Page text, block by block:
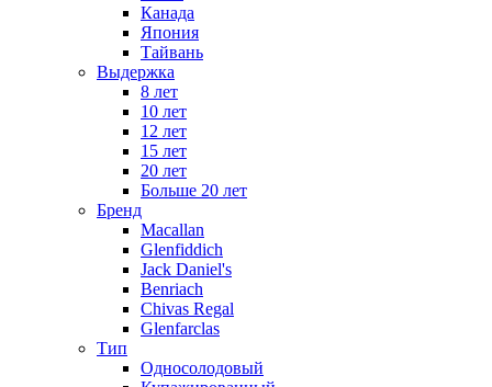
Канада
Япония
Тайвань
Выдержка
8 лет
10 лет
12 лет
15 лет
20 лет
Больше 20 лет
Бренд
Macallan
Glenfiddich
Jack Daniel's
Benriach
Chivas Regal
Glenfarclas
Тип
Односолодовый